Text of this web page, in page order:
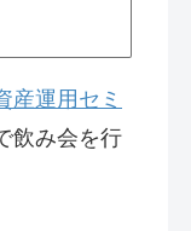
産運用セミ
飲み会を行